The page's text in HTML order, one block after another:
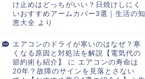
け止めはどっちがいい？日焼けしにく
いおすすめアームカバー3選｜生活の知
恵大全 より
エアコンのドライが寒いのはなぜ？寒
くなる原因と対処法を解説【電気代の
節約術も紹介】
に エアコンの寿命は
20年？故障のサインを見落とさない